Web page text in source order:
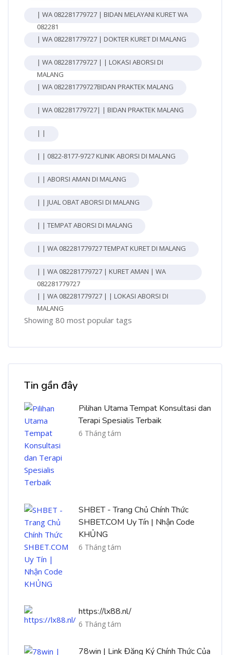
| WA 082281779727 | BIDAN MELAYANI KURET WA
082281
| WA 082281779727 | DOKTER KURET DI MALANG
| WA 082281779727 | | LOKASI ABORSI DI
MALANG
| WA 082281779727BIDAN PRAKTEK MALANG
| WA 082281779727| | BIDAN PRAKTEK MALANG
| |
| | 0822-8177-9727 KLINIK ABORSI DI MALANG
| | ABORSI AMAN DI MALANG
| | JUAL OBAT ABORSI DI MALANG
| | TEMPAT ABORSI DI MALANG
| | WA 082281779727 TEMPAT KURET DI MALANG
| | WA 082281779727 | KURET AMAN | WA
082281779727
| | WA 082281779727 | | LOKASI ABORSI DI
MALANG
Showing 80 most popular tags
Tin gần đây
Pilihan Utama Tempat Konsultasi dan
Terapi Spesialis Terbaik
6 Tháng tám
SHBET - Trang Chủ Chính Thức
SHBET.COM Uy Tín | Nhận Code
KHỦNG
6 Tháng tám
https://lx88.nl/
6 Tháng tám
78win | Link Đăng Ký Chính Thức Của